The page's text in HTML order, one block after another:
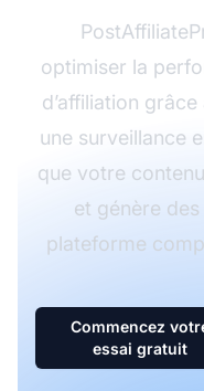
optimiser la
d’affiliation
une surveillance
que votre
et génère
plateforme
Commencez
essai gratuit